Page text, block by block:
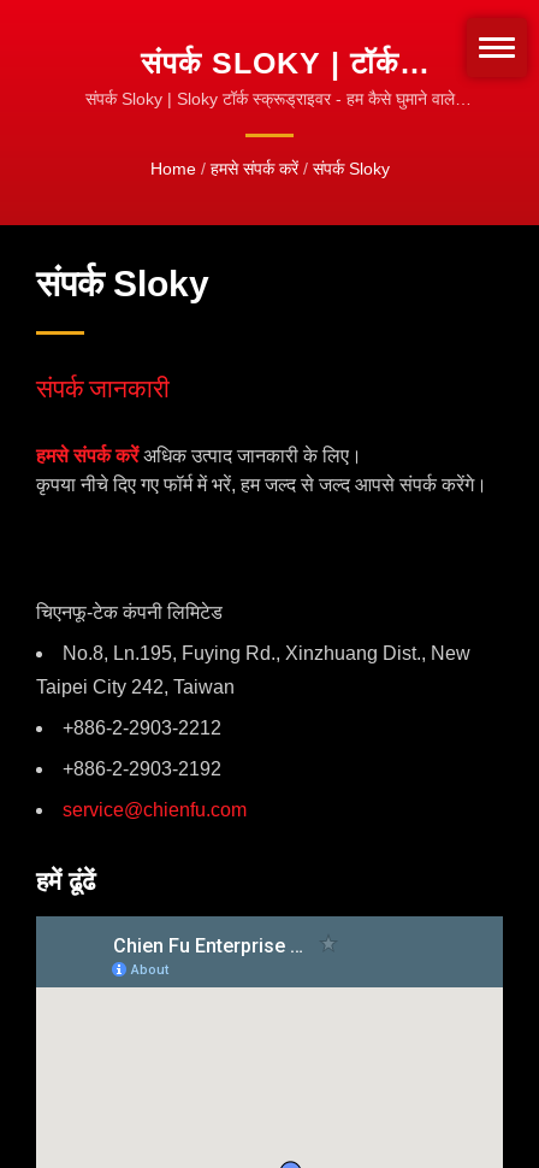
संपर्क SLOKY | टॉर्क
स्क्रूड्राइवर और सेट | SLOKY
आधिकारिक उत्पाद श्रृंखला
संपर्क Sloky | Sloky टॉर्क स्क्रूड्राइवर - हम कैसे घुमाने वाले
Home / हमसे संपर्क करें / संपर्क Sloky
संपर्क Sloky
संपर्क जानकारी
हमसे संपर्क करेंअधिक उत्पाद जानकारी के लिए।
कृपया नीचे दिए गए फॉर्म में भरें, हम जल्द से जल्द आपसे संपर्क करेंगे।
चिएनफू-टेक कंपनी लिमिटेड
No.8, Ln.195, Fuying Rd., Xinzhuang Dist., New
Taipei City 242, Taiwan
+886-2-2903-2212
+886-2-2903-2192
service@chienfu.com
हमें ढूंढें